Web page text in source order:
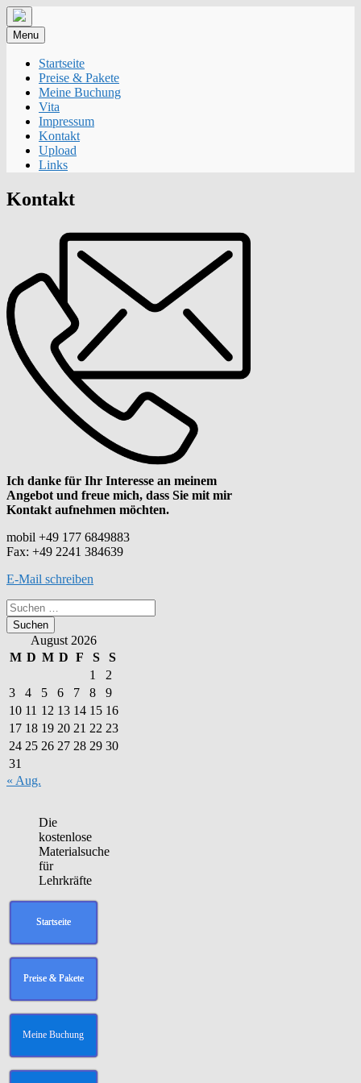
Skip
to
content
Menu
Startseite
Preise & Pakete
Meine Buchung
Vita
Impressum
Kontakt
Upload
Links
Kontakt
Ich danke für Ihr Interesse an meinem
Angebot und freue mich, dass Sie mit mir
Kontakt aufnehmen möchten.
mobil +49 177 6849883
Fax: +49 2241 384639
E-Mail schreiben
Suchen
nach:
August 2026
M D M D F S
S
1
2
3
4 5 6 7 8
9
10 11 12 13 14 15 16
17 18 19 20 21 22 23
24 25 26 27 28 29 30
31
« Aug.
Die
kostenlose
Materialsuche
für
Lehrkräfte
Startseite
Preise & Pakete
Meine Buchung